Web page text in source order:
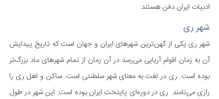
ادبیات ایران دفن هستند.
شهر ری
شهر ری یکی از کهن‌ترین شهرهای ایران و جهان است که تاریخ پیدایش
آن به زمان اقوام آریایی می‌رسد در آن زمان از تمام شهرهای ماد بزرگ‌تر
بوده است. ری در لغت به معنای شهر سلطنتی است. ساکن و اهل ری را
رازی می‌نامند. ری در دوره‌ای پایتخت ایران بوده‌ است. این شهر در طول